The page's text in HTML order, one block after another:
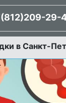
29-
в Санкт-